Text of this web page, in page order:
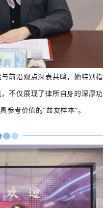
前沿观点深表共鸣，她特别指
不仅展现了律所自身的深厚功
参考价值的“益友样本”。